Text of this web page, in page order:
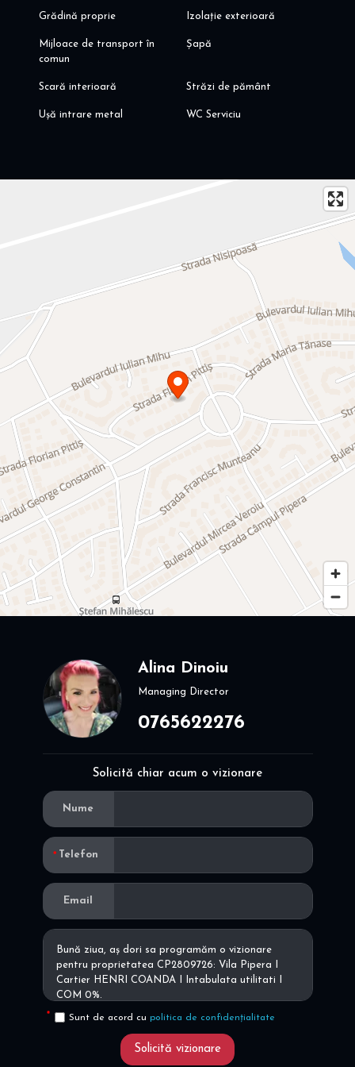
Grădină proprie Izolație exterioară
Mijloace de transport în
comun
Șapă
Scară interioară Străzi de pământ
Ușă intrare metal WC Serviciu
Alina Dinoiu
Managing Director
0765622276
Solicită chiar acum o vizionare
Nume
Telefon
Email
Sunt de acord cu politica de confidențialitate
Solicită vizionare